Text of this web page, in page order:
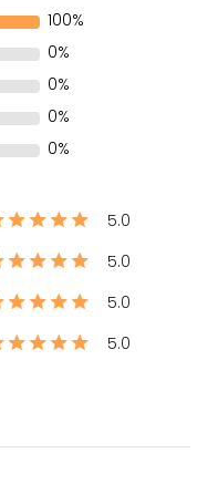
100%
0%
0%
0%
0%
5.0
5.0
5.0
5.0